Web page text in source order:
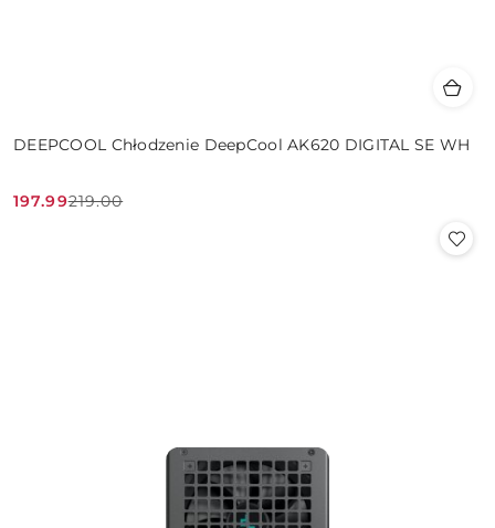
DEEPCOOL Chłodzenie DeepCool AK620 DIGITAL SE WH
Cena
197.99
Cena
219.00